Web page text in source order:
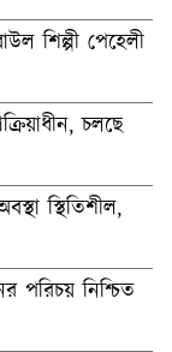
শিল্পী পেহেলী
চলছে
স্থিতিশীল,
পরিচয় নিশ্চিত